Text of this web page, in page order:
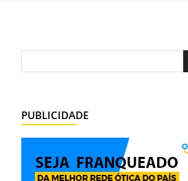
PUBLICIDADE